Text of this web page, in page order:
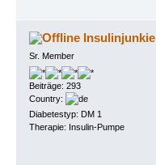
Insulinjunkie
Sr. Member
Beiträge: 293
Country:
Diabetestyp: DM 1
Therapie: Insulin-Pumpe